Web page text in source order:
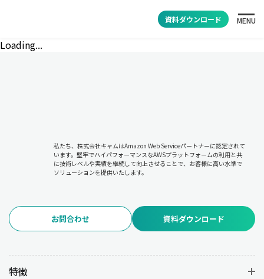
資料ダウンロード MENU
Loading...
私たち、株式会社キャムはAmazon Web Serviceパートナーに認定されて
います。堅牢でハイパフォーマンスなAWSプラットフォームの利用と共
に技術レベルや実績を継続して向上させることで、お客様に高い水準で
ソリューションを提供いたします。
お問合わせ 資料ダウンロード
特徴